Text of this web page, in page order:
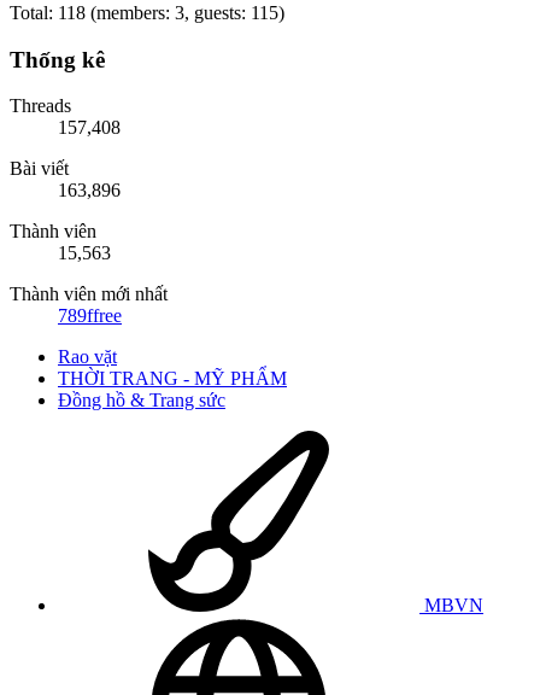
Total: 118 (members: 3, guests: 115)
Thống kê
Threads
157,408
Bài viết
163,896
Thành viên
15,563
Thành viên mới nhất
789ffree
Rao vặt
THỜI TRANG - MỸ PHẨM
Đồng hồ & Trang sức
MBVN